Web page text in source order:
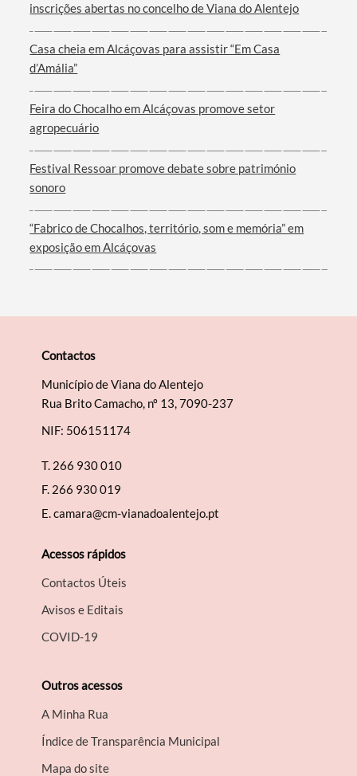
Categorias gerais
Filtros
inscrições abertas no concelho de Viana do Alentejo
Casa cheia em Alcáçovas para assistir “Em Casa
d’Amália”
Feira do Chocalho em Alcáçovas promove setor
agropecuário
Festival Ressoar promove debate sobre património
sonoro
“Fabrico de Chocalhos, território, som e memória” em
exposição em Alcáçovas
Contactos
Município de Viana do Alentejo
Rua Brito Camacho, nº 13, 7090-237
NIF: 506151174
T. 266 930 010
F. 266 930 019
E.camara@cm-vianadoalentejo.pt
Acessos rápidos
Contactos Úteis
Avisos e Editais
COVID-19
Outros acessos
A Minha Rua
Índice de Transparência Municipal
Mapa do site